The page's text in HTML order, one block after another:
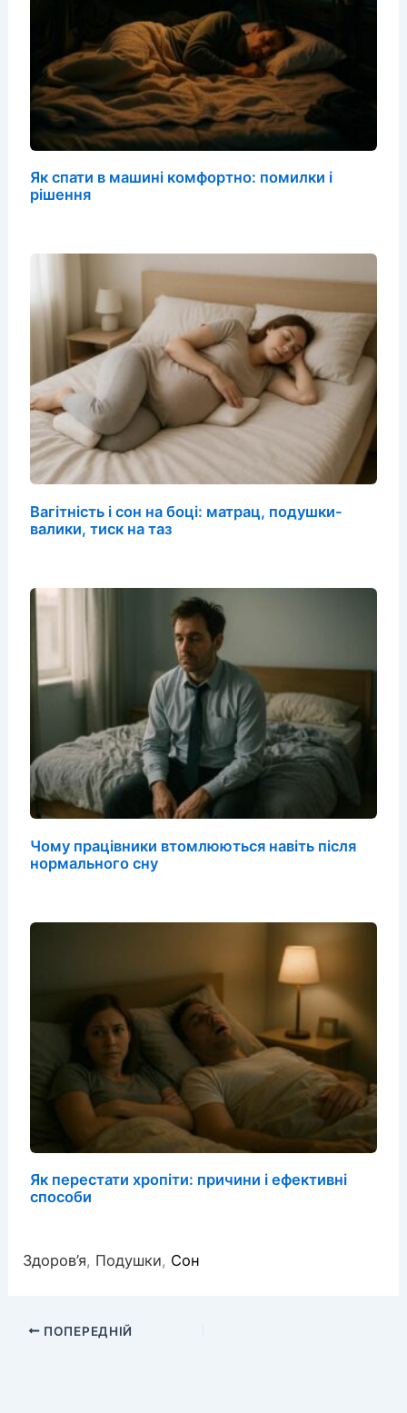
Як спати в машині комфортно: помилки і
рішення
Вагітність і сон на боці: матрац, подушки-
валики, тиск на таз
Чому працівники втомлюються навіть після
нормального сну
Як перестати хропіти: причини і ефективні
способи
Здоров’я, Подушки, Сон
ПОПЕРЕДНІЙ